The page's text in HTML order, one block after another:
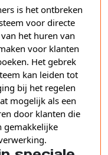
is het ontbreken
voor directe
het huren van
voor klanten
Het gebrek
kan leiden tot
bij het regelen
mogelijk als een
door klanten die
gemakkelijke